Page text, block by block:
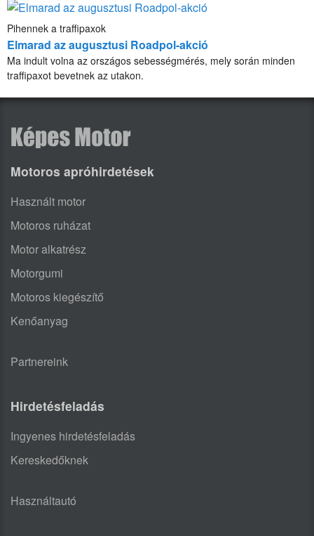
Pihennek a traffipaxok
Elmarad az augusztusi Roadpol-akció
Ma indult volna az országos sebességmérés, mely során minden
traffipaxot bevetnek az utakon.
Motoros apróhirdetések
Használt motor
Motoros ruházat
Motor alkatrész
Motorgumi
Motoros kiegészítő
Kenőanyag
Partnereink
Hirdetésfeladás
Ingyenes hirdetésfeladás
Kereskedőknek
Használtautó